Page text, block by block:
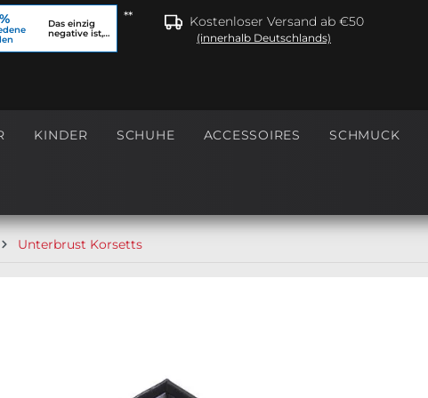
springen **
Das einzig
negative ist,
Kostenloser Versand ab €50
(innerhalb Deutschlands)
KINDER SCHUHE ACCESSOIRES SCHMUCK
Unterbrust Korsetts